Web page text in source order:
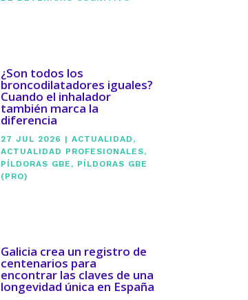
¿Son todos los
broncodilatadores iguales?
Cuando el inhalador
también marca la
diferencia
27 JUL 2026 |ACTUALIDAD ,
ACTUALIDAD PROFESIONALES,
PÍLDORAS GBE , PÍLDORAS GBE
(PRO)
Galicia crea un registro de
centenarios para
encontrar las claves de una
longevidad única en España